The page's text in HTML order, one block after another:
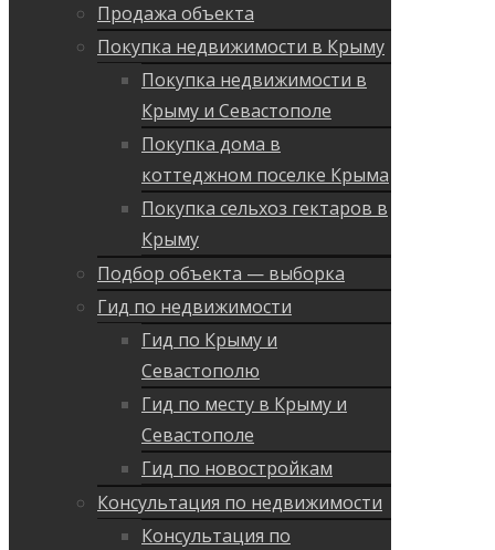
Продажа объекта
Покупка недвижимости в Крыму
Покупка недвижимости в
Крыму и Севастополе
Покупка дома в
коттеджном поселке Крыма
Покупка сельхоз гектаров в
Крыму
Подбор объекта — выборка
Гид по недвижимости
Гид по Крыму и
Севастополю
Гид по месту в Крыму и
Севастополе
Гид по новостройкам
Консультация по недвижимости
Консультация по